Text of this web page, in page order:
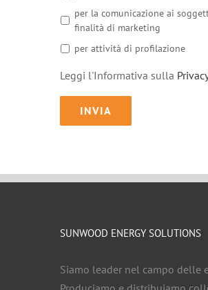
per la comunicazione ai
finalità di marketing
per attività di profilazione
Leggi l'Informativa sulla
SUNWOOD ENERGY SOLUTIONS
Siamo leader nel campo delle